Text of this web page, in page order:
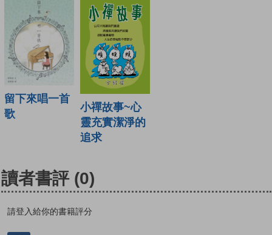
留下來唱一首
歌
小禪故事~心
靈充實潔淨的
追求
讀者書評 (0)
請登入給你的書籍評分